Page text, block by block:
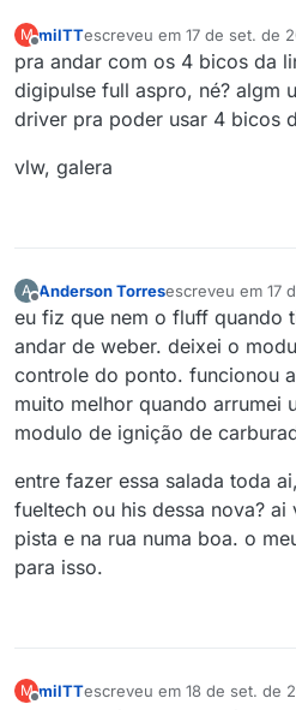
M
Offline
milTTescreveu em 17 de set. de
última edição por
pra andar com os 4 bicos da
digipulse full aspro, né? algm
driver pra poder usar 4 bicos
vlw, galera
A
Offline
Anderson Torresescreveu em 17
última edição por
eu fiz que nem o fluff quando
andar de weber. deixei o
controle do ponto. funcionou
muito melhor quando arrumei
modulo de ignição de
entre fazer essa salada toda
fueltech ou his dessa nova?
pista e na rua numa boa. o
para isso.
M milTTescreveu em 18 de set. de
última edição por